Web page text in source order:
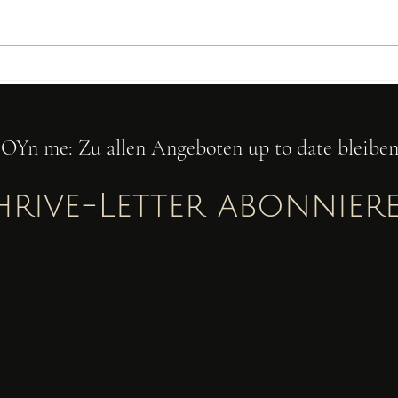
Social Media inszenieren. Wenn
me: Zu allen Angeboten up to date
Letter